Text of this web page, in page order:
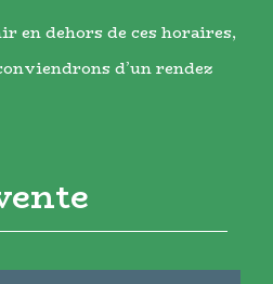
en dehors de ces horaires,
d’un rendez